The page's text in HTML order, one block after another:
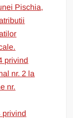
Pischia,
privind
nr. 2 la
nr.
privind